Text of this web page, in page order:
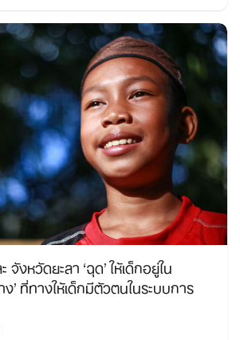
จังหวัดยะลา ‘ฉุด’ ให้เด็กอยู่ใน
ง’ ที่ทางให้เด็กมีตัวตนในระบบการ